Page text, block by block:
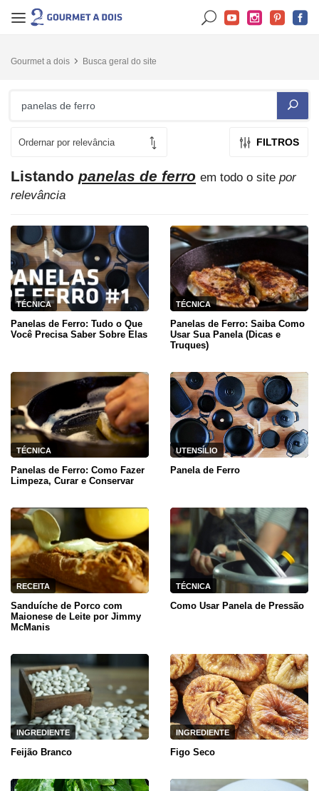
Gourmet a dois Busca geral do site
FILTROS
Listando panelas de ferro em todo o site por
relevância
TÉCNICA
Panelas de Ferro: Tudo o Que
Você Precisa Saber Sobre Elas
TÉCNICA
Panelas de Ferro: Saiba Como
Usar Sua Panela (Dicas e
Truques)
TÉCNICA
Panelas de Ferro: Como Fazer
Limpeza, Curar e Conservar
UTENSÍLIO
Panela de Ferro
RECEITA
Sanduíche de Porco com
Maionese de Leite por Jimmy
McManis
TÉCNICA
Como Usar Panela de Pressão
INGREDIENTE
Feijão Branco
INGREDIENTE
Figo Seco